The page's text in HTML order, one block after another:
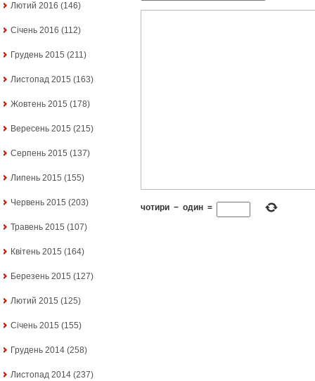
Лютий 2016 (146)
Січень 2016 (112)
Грудень 2015 (211)
Листопад 2015 (163)
Жовтень 2015 (178)
Вересень 2015 (215)
Серпень 2015 (137)
Липень 2015 (155)
Червень 2015 (203)
Травень 2015 (107)
Квітень 2015 (164)
Березень 2015 (127)
Лютий 2015 (125)
Січень 2015 (155)
Грудень 2014 (258)
Листопад 2014 (237)
чотири − один =